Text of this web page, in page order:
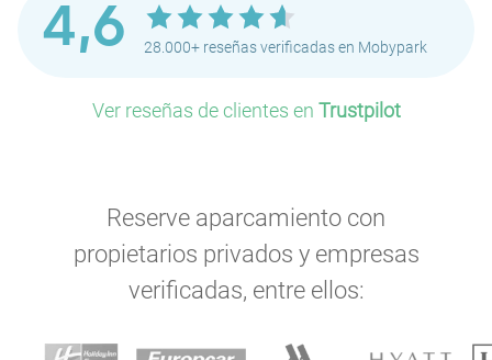
4,6 28.000+ reseñas verificadas en Mobypark
Ver reseñas de clientes en Trustpilot
Reserve aparcamiento con
propietarios privados y empresas
verificadas, entre ellos:
P